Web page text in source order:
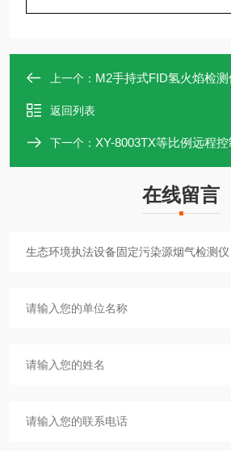
上一个： M2手持式FID氢火焰检
返回列表
下一个： XY-8003TX等比例远程控制采
在线留言